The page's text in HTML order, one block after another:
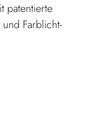
patentierte
Farblicht-